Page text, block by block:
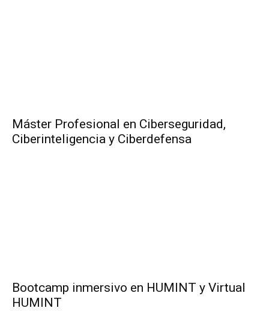
Máster Profesional en Ciberseguridad,
Ciberinteligencia y Ciberdefensa
Bootcamp inmersivo en HUMINT y Virtual
HUMINT